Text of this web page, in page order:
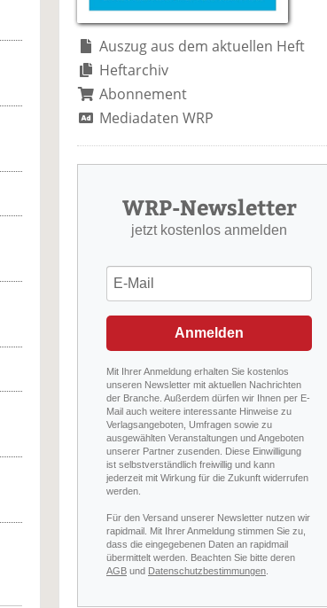
Auszug aus dem aktuellen Heft
Heftarchiv
Abonnement
Mediadaten WRP
WRP-Newsletter
jetzt kostenlos anmelden
Anmelden
Mit Ihrer Anmeldung erhalten Sie kostenlos
unseren Newsletter mit aktuellen Nachrichten
der Branche. Außerdem dürfen wir Ihnen per E-
Mail auch weitere interessante Hinweise zu
Verlagsangeboten, Umfragen sowie zu
ausgewählten Veranstaltungen und Angeboten
unserer Partner zusenden. Diese Einwilligung
ist selbstverständlich freiwillig und kann
jederzeit mit Wirkung für die Zukunft widerrufen
werden.
Für den Versand unserer Newsletter nutzen wir
rapidmail. Mit Ihrer Anmeldung stimmen Sie zu,
dass die eingegebenen Daten an rapidmail
übermittelt werden. Beachten Sie bitte deren
AGB und Datenschutzbestimmungen